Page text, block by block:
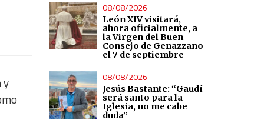
y
08/08/2026
León XIV visitará,
ahora oficialmente, a
la Virgen del Buen
Consejo de Genazzano
el 7 de septiembre
08/08/2026
Jesús Bastante: “Gaudí
será santo para la
Iglesia, no me cabe
duda”